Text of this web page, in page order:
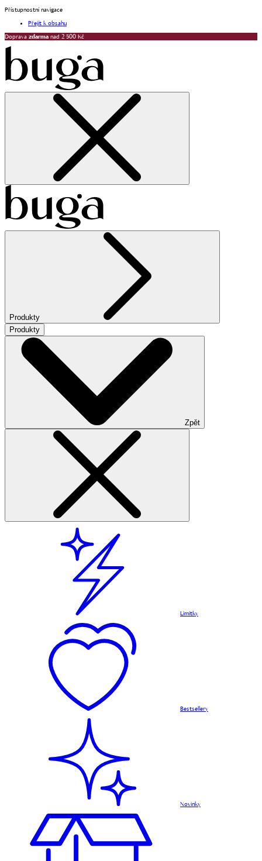
Přístupnostní navigace
Přejít k obsahu
Doprava zdarma nad 2 500 Kč
Produkty
Produkty
Zpět
Limitky
Bestsellery
Novinky